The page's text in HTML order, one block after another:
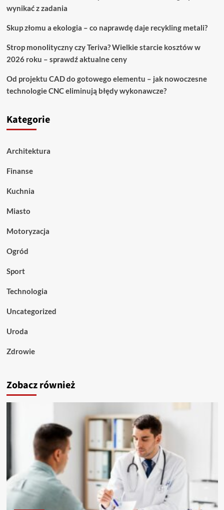
wynikać z zadania
Skup złomu a ekologia – co naprawdę daje recykling metali?
Strop monolityczny czy Teriva? Wielkie starcie kosztów w
2026 roku – sprawdź aktualne ceny
Od projektu CAD do gotowego elementu – jak nowoczesne
technologie CNC eliminują błędy wykonawcze?
Kategorie
Architektura
Finanse
Kuchnia
Miasto
Motoryzacja
Ogród
Sport
Technologia
Uncategorized
Uroda
Zdrowie
Zobacz również